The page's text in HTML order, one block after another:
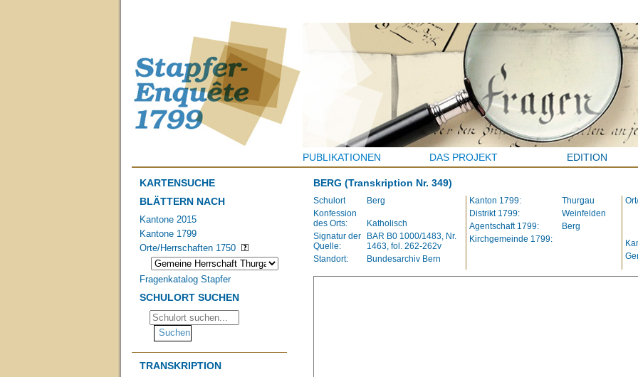
PUBLIKATIONEN DAS PROJEKT EDITION
KARTENSUCHE
BLÄTTERN NACH
Kantone 2015
Kantone 1799
Orte/Herrschaften 1750
Fragenkatalog Stapfer
SCHULORT SUCHEN
TRANSKRIPTION
BERG (Transkription Nr. 349)
Schulort
Berg
Konfession
des Orts:
Katholisch
Signatur der
Quelle:
BAR B0 1000/1483, Nr.
1463, fol. 262-262v
Standort:
Bundesarchiv Bern
Kanton 1799:
Thurgau
Distrikt 1799:
Weinfelden
Agentschaft 1799:
Berg
Kirchgemeinde 1799: